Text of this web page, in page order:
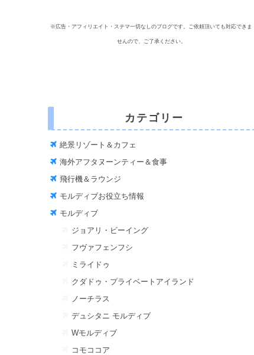
※広告・アフィリエイト・ステマ一切なしのブログです。ご依頼頂いても対応できま
せんので、ご了承ください。
カテゴリー
絶景リゾート＆カフェ
海外アフタヌーンティー＆食事
飛行機＆ラウンジ
モルディブお役立ち情報
モルディブ
ジョアリ・ビーイング
フヴァフェンフシ
ミライドゥ
クダドゥ・プライベートアイランド
ノーチラス
デュシタニ モルディブ
Wモルディブ
コモココア